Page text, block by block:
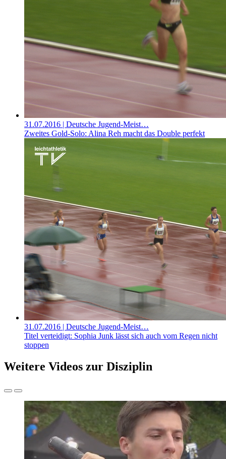
31.07.2016 | Deutsche Jugend-Meist…
Zweites Gold-Solo: Alina Reh macht das Double perfekt
31.07.2016 | Deutsche Jugend-Meist…
Titel verteidigt: Sophia Junk lässt sich auch vom Regen nicht
stoppen
Weitere Videos zur Disziplin